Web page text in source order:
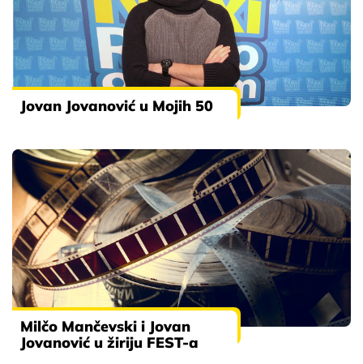
Jovan Jovanović u Mojih 50
Milčo Mančevski i Jovan
Jovanović u žiriju FEST-a